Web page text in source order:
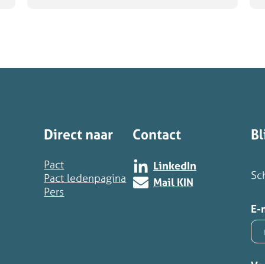
Direct naar
Pact
Pact ledenpagina
Pers
Contact
LinkedIn
Mail KIN